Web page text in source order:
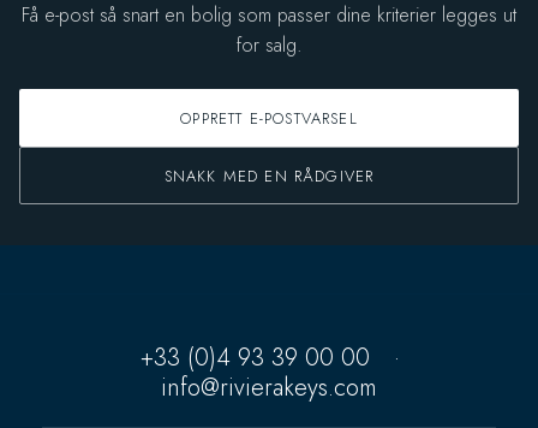
Få e-post så snart en bolig som passer dine kriterier legges ut
for salg.
OPPRETT E-POSTVARSEL
SNAKK MED EN RÅDGIVER
+33 (0)4 93 39 00 00
·
info@rivierakeys.com